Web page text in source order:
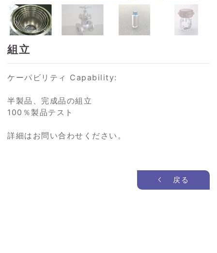
組立
ケーパビリティ Capability:
半製品、完成品の組立
100％製品テスト
詳細はお問い合わせください。
戻る